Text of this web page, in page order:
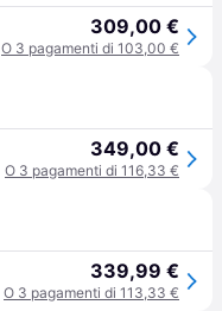
309,00 €
O 3 pagamenti di 103,00 €
349,00 €
O 3 pagamenti di 116,33 €
339,99 €
O 3 pagamenti di 113,33 €